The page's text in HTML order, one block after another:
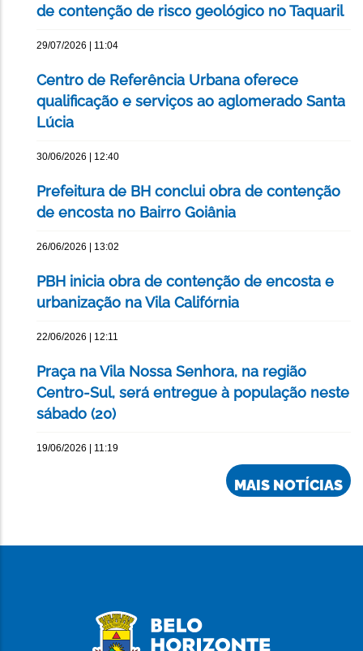
de contenção de risco geológico no Taquaril
29/07/2026 | 11:04
Centro de Referência Urbana oferece
qualificação e serviços ao aglomerado Santa
Lúcia
30/06/2026 | 12:40
Prefeitura de BH conclui obra de contenção
de encosta no Bairro Goiânia
26/06/2026 | 13:02
PBH inicia obra de contenção de encosta e
urbanização na Vila Califórnia
22/06/2026 | 12:11
Praça na Vila Nossa Senhora, na região
Centro-Sul, será entregue à população neste
sábado (20)
19/06/2026 | 11:19
MAIS NOTÍCIAS